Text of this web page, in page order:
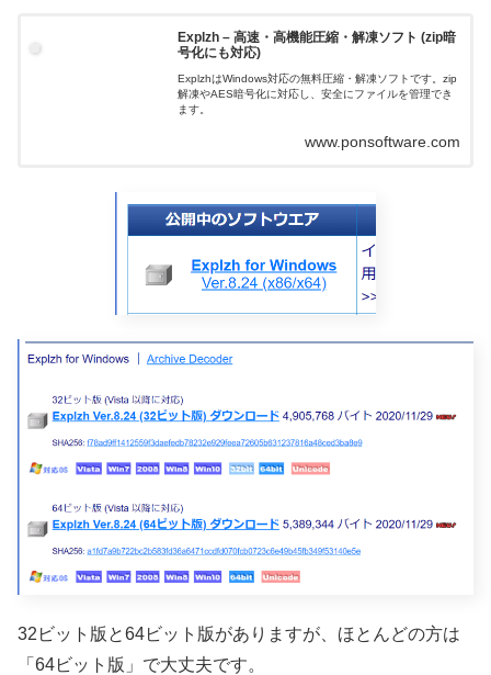
Explzh – 高速・高機能圧縮・解凍ソフト (zip暗
号化にも対応)
ExplzhはWindows対応の無料圧縮・解凍ソフトです。zip
解凍やAES暗号化に対応し、安全にファイルを管理でき
ます。
www.ponsoftware.com
32ビット版と64ビット版がありますが、ほとんどの方は
「64ビット版」で大丈夫です。